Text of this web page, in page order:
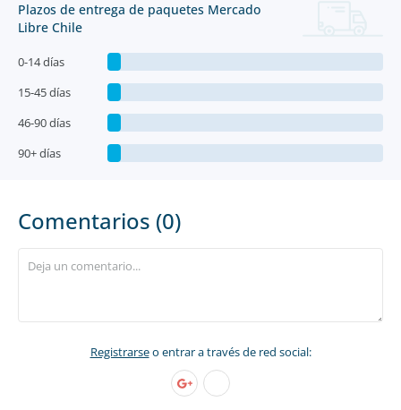
Plazos de entrega de paquetes Mercado
Libre Chile
0-14 días
15-45 días
46-90 días
90+ días
Comentarios (0)
Registrarseo entrar a través de red social: